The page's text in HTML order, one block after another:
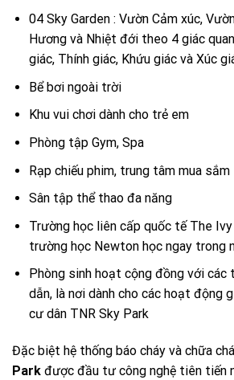
04 Sky Garden : Vườn Cảm xúc,
Hương và Nhiệt đới theo 4 giác
giác, Thính giác, Khứu giác và Xúc
Bể bơi ngoài trời
Khu vui chơi dành cho trẻ em
Phòng tập Gym, Spa
Rạp chiếu phim, trung tâm mua sắm
Sân tập thể thao đa năng
Trường học liên cấp quốc tế The
trường học Newton học ngay trong
Phòng sinh hoạt cộng đồng với các
dẫn, là nơi dành cho các hoạt động
cư dân TNR Sky Park
Đặc biệt hệ thống báo cháy và chữa
Park được đầu tư công nghệ tiên tiến